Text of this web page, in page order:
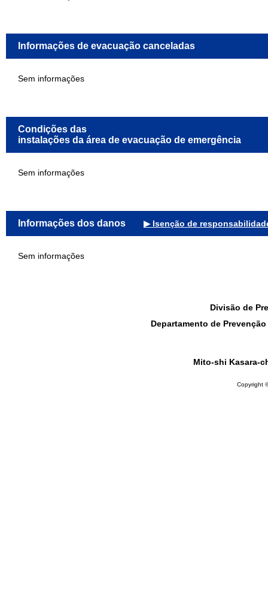
Informações de evacuação canceladas
Sem informações
Condições das
instalações da área de evacuação de emergência
Sem informações
Informações dos danos ▶ Isenção de
Sem informações
Divisão de
Departamento de
Mito-shi Kasara-
Copyright